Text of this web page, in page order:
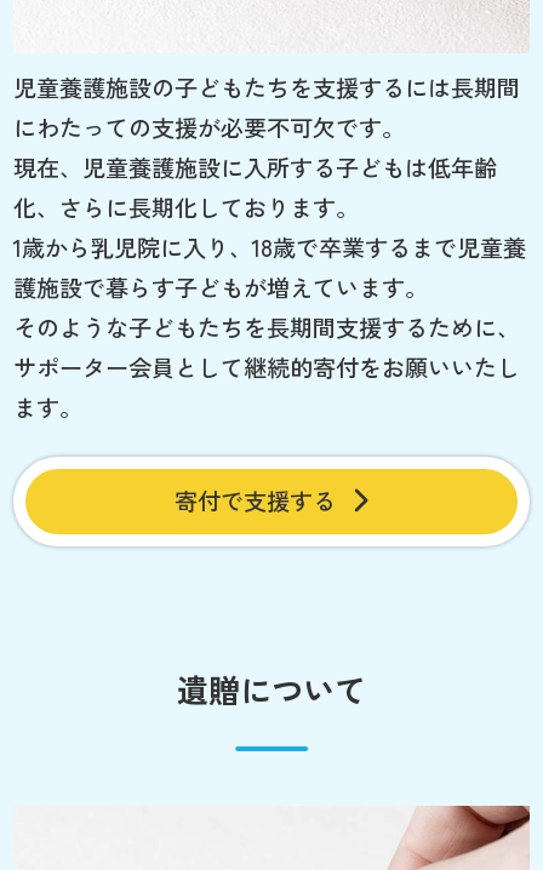
児童養護施設の子どもたちを支援するには長期間
にわたっての支援が必要不可欠です。
現在、児童養護施設に入所する子どもは低年齢
化、さらに長期化しております。
1歳から乳児院に入り、18歳で卒業するまで児童養
護施設で暮らす子どもが増えています。
そのような子どもたちを長期間支援するために、
サポーター会員として継続的寄付をお願いいたし
ます。
寄付で支援する
遺贈について